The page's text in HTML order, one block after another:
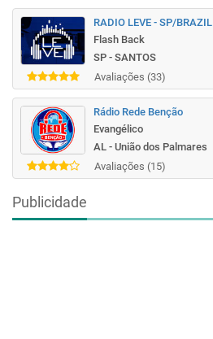
RADIO LEVE - SP/BRAZIL
Flash Back
SP - SANTOS
Avaliações (33)
Rádio Rede Benção
Evangélico
AL - União dos Palmares
Avaliações (15)
Publicidade